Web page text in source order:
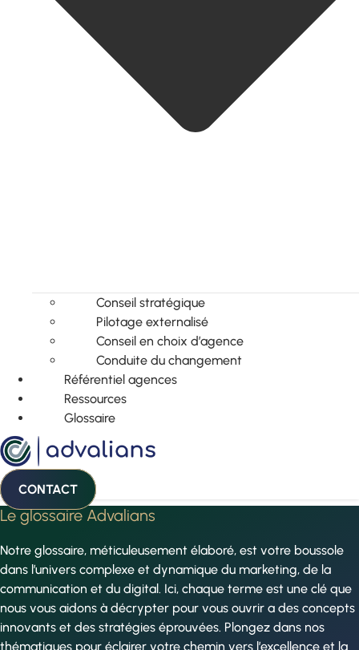
Conseil stratégique
Pilotage externalisé
Conseil en choix d’agence
Conduite du changement
Référentiel agences
Ressources
Glossaire
CONTACT
Le glossaire Advalians
Notre glossaire, méticuleusement élaboré, est votre boussole
dans l’univers complexe et dynamique du marketing, de la
communication et du digital. Ici, chaque terme est une clé que
nous vous aidons à décrypter pour vous ouvrir a des concepts
innovants et des stratégies éprouvées. Plongez dans nos
thématiques pour éclairer votre chemin vers l’excellence et la